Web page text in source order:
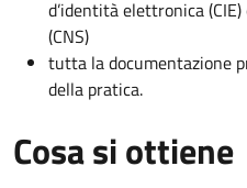
d’identità elettronica
(CNS)
tutta la documentazione
della pratica.
Cosa si ottiene